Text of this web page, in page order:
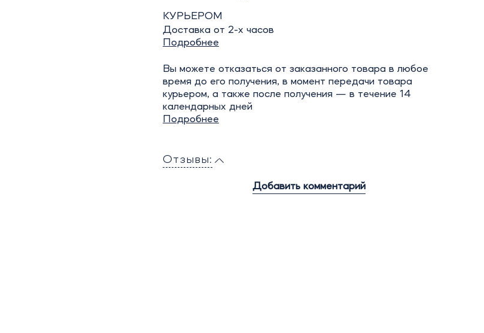
КУРЬЕРОМ
Доставка от 2-х часов
Подробнее
Вы можете отказаться от заказанного товара в любое
время до его получения, в момент передачи товара
курьером, а также после получения — в течение 14
календарных дней
Подробнее
Отзывы:
Добавить комментарий